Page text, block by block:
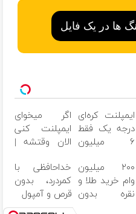
ها در یک فایل
ایمپلنت کره‌ای
درجه یک فقط
۶ میلیون
اگر میخوای
ایمپلنت کنی
الان وقتشه |
میلیون
تومان!!!
۲۰۰ میلیون
وام خرید طلا و
نقره بدون
خداحافظی با
کمردرد، بدون
قرص و آمپول